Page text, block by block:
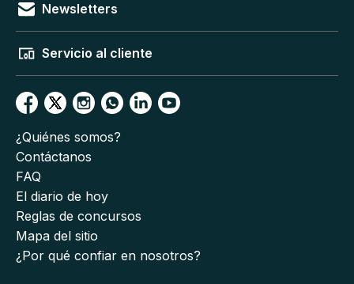
Newsletters
Servicio al cliente
¿Quiénes somos?
Contáctanos
FAQ
El diario de hoy
Reglas de concursos
Mapa del sitio
¿Por qué confiar en nosotros?